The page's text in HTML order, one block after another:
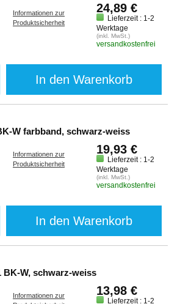
Informationen zur
Produktsicherheit
24,89 €
Lieferzeit : 1-2
Werktage
(inkl. MwSt.)
versandkostenfrei
In den Warenkorb
W farbband, schwarz-weiss
Informationen zur
Produktsicherheit
19,93 €
Lieferzeit : 1-2
Werktage
(inkl. MwSt.)
versandkostenfrei
In den Warenkorb
Farbband TZE-211 BK-W, schwarz-weiss
Informationen zur
13,98 €
Lieferzeit : 1-2